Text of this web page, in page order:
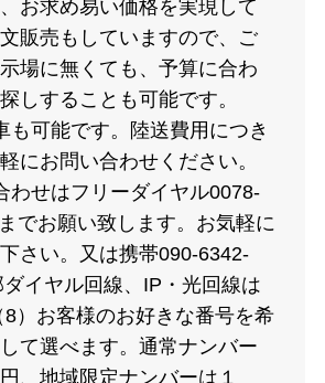
お求め易い価格を実現して
販売もしていますので、ご
場に無くても、予算に合わ
しすることも可能です。
も可能です。陸送費用につき
にお問い合わせください。
わせはフリーダイヤル0078-
でお願い致します。お気軽に
さい。又は携帯090-6342-
イヤル回線、IP・光回線は
）お客様のお好きな番号を希
て選べます。通常ナンバー
、地域限定ナンバーは１